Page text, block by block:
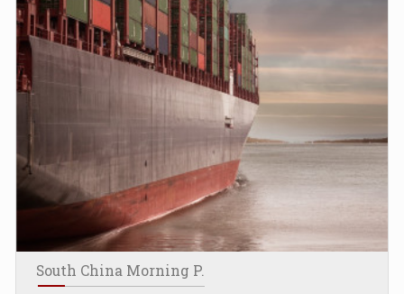
South China Morning P.